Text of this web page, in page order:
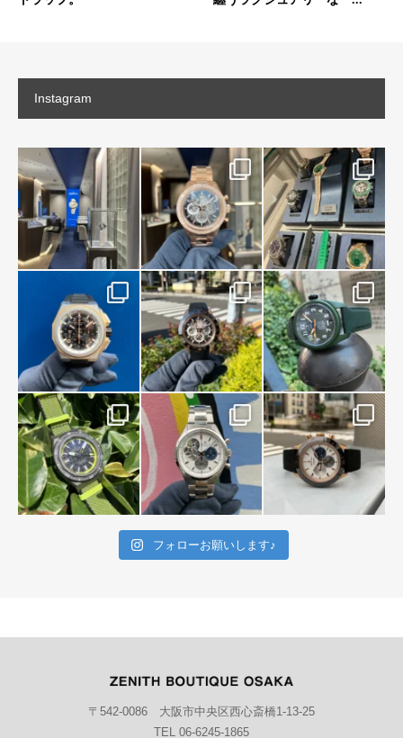
Instagram
フォローお願いします♪
〒542-0086 大阪市中央区西心斎橋1-13-25
TEL 06-6245-1865